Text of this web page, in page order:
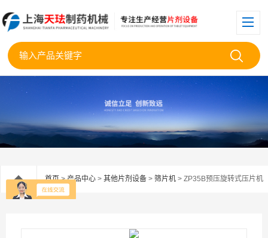
首页>产品中心 > 其他片剂设备 > 筛片机 > ZP35B预压旋转式压片机